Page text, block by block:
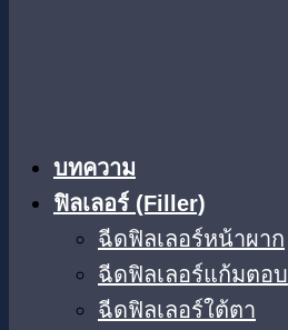
บทความ
ฟิลเลอร์ (Filler)
ฉีดฟิลเลอร์หน้าผาก
ฉีดฟิลเลอร์แก้มตอบ
ฉีดฟิลเลอร์ใต้ตา​